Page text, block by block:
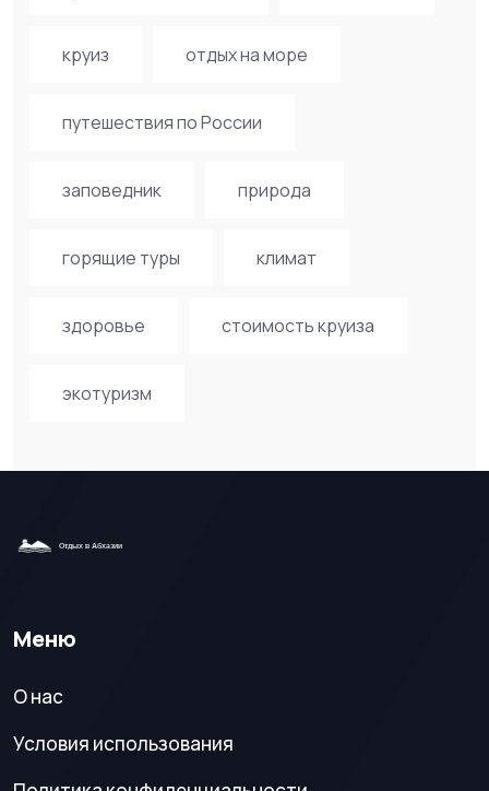
круиз отдых на море
путешествия по России
заповедник природа
горящие туры климат
здоровье стоимость круиза
экотуризм
Меню
О нас
Условия использования